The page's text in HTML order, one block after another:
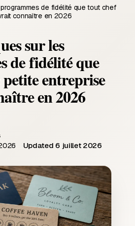
de fidélité que tout chef
connaître en 2026
sur les
de fidélité que
entreprise
en 2026
Updated 6 juillet 2026